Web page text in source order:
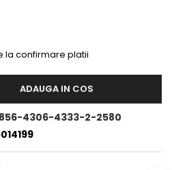
la confirmare platii
ADAUGA IN COS
4306-4333-2-2580